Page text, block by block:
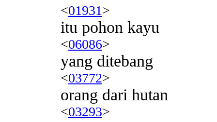
<01931>
itu pohon kayu
<06086>
yang ditebang
<03772>
orang dari hutan
<03293>